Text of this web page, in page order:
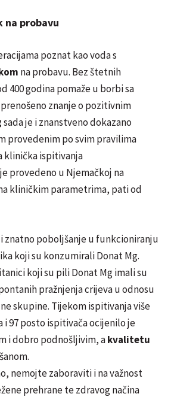
na probavu
poznat kao voda s
na probavu. Bez štetnih
400 godina pomaže u borbi sa
znanje o pozitivnim
sada je i znanstveno dokazano
provedenim po svim pravilima
klinička ispitivanja
provedeno u Njemačkoj na
kliničkim parametrima, pati od
znatno poboljšanje u funkcioniranju
koji su konzumirali Donat Mg.
koji su pili Donat Mg imali su
pražnjenja crijeva u odnosu
skupine. Tijekom ispitivanja više
i 97 posto ispitivača ocijenilo je
i dobro podnošljivim, akvalitetu
nemojte zaboraviti i na važnost
prehrane te zdravog načina